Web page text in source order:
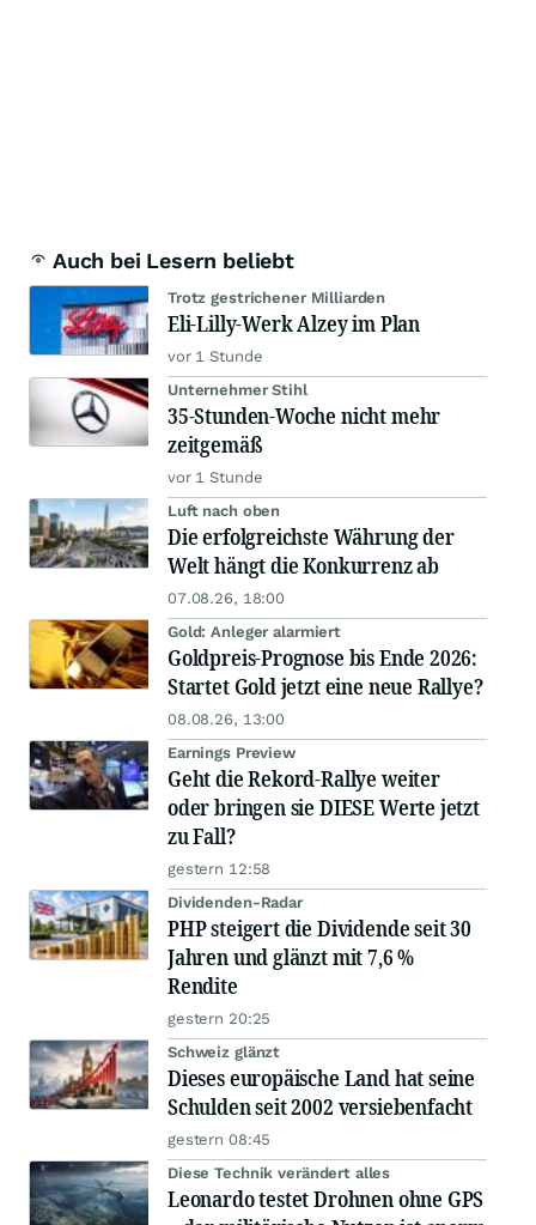
Auch bei Lesern beliebt
Trotz gestrichener Milliarden
Eli-Lilly-Werk Alzey im Plan
vor 1 Stunde
Unternehmer Stihl
35-Stunden-Woche nicht mehr
zeitgemäß
vor 1 Stunde
Luft nach oben
Die erfolgreichste Währung der
Welt hängt die Konkurrenz ab
07.08.26, 18:00
Gold: Anleger alarmiert
Goldpreis-Prognose bis Ende 2026:
Startet Gold jetzt eine neue Rallye?
08.08.26, 13:00
Earnings Preview
Geht die Rekord-Rallye weiter
oder bringen sie DIESE Werte jetzt
zu Fall?
gestern 12:58
Dividenden-Radar
PHP steigert die Dividende seit 30
Jahren und glänzt mit 7,6 %
Rendite
gestern 20:25
Schweiz glänzt
Dieses europäische Land hat seine
Schulden seit 2002 versiebenfacht
gestern 08:45
Diese Technik verändert alles
Leonardo testet Drohnen ohne GPS